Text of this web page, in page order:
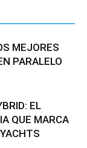
MEJORES
PARALELO
EL
QUE MARCA